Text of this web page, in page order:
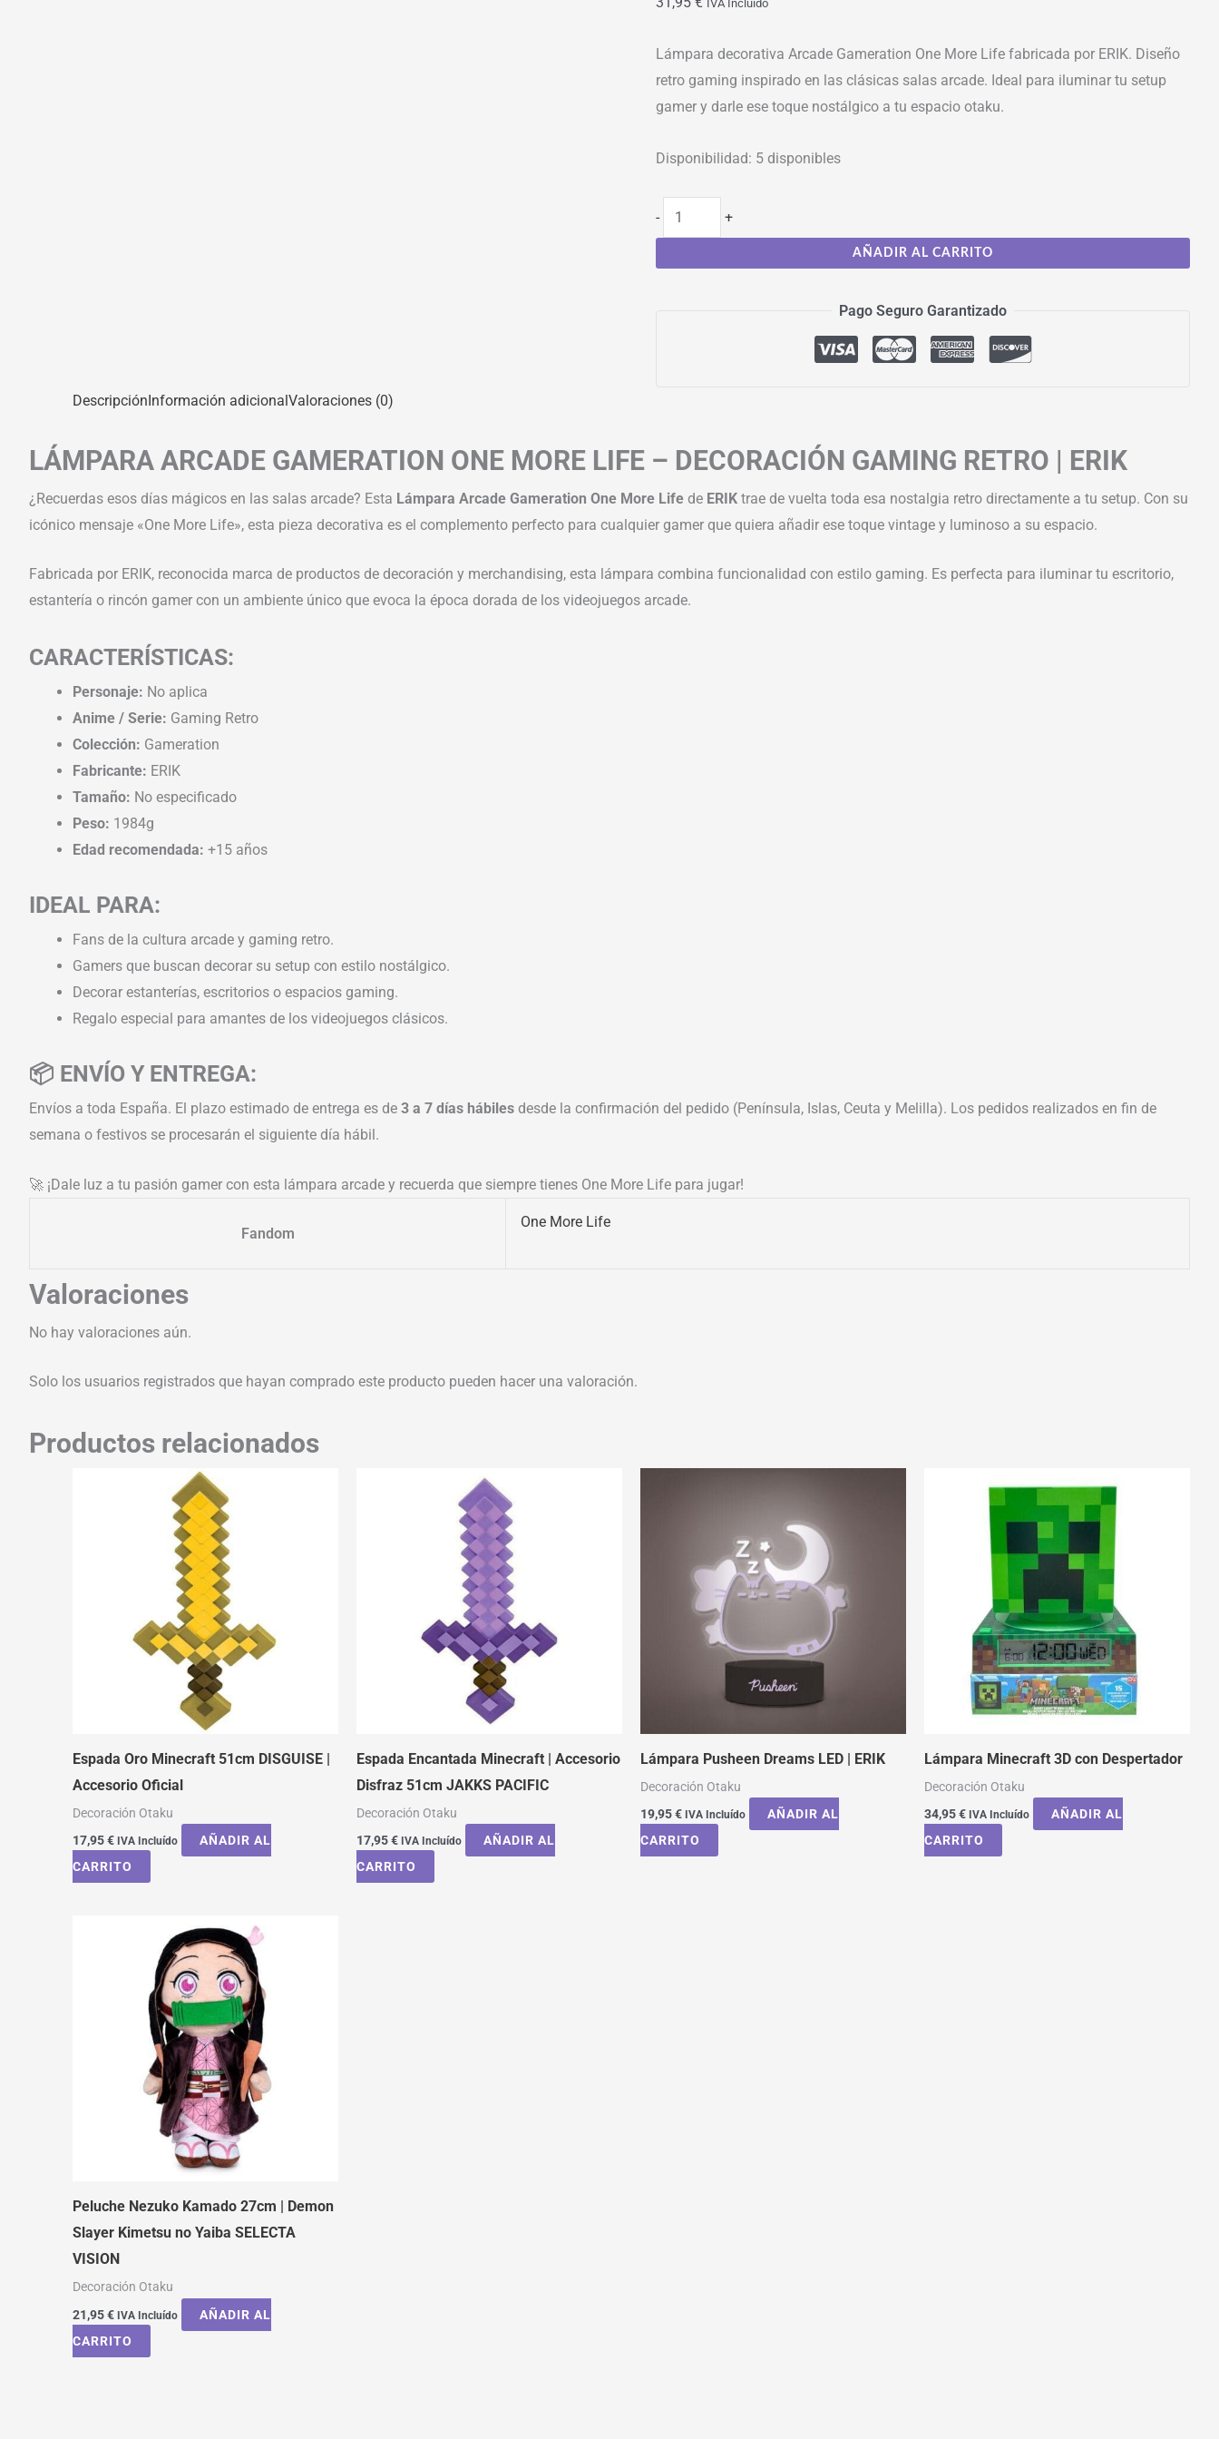
IVA Incluído
Lámpara decorativa Arcade Gameration One More Life fabricada por ERIK. Diseño
retro gaming inspirado en las clásicas salas arcade. Ideal para iluminar tu setup
gamer y darle ese toque nostálgico a tu espacio otaku.
Disponibilidad: 5 disponibles
- +
AÑADIR AL CARRITO
Pago Seguro Garantizado
DescripciónInformación adicionalValoraciones (0)
LÁMPARA ARCADE GAMERATION ONE MORE LIFE – DECORACIÓN GAMING RETRO | ERIK
¿Recuerdas esos días mágicos en las salas arcade? Esta Lámpara Arcade Gameration One More Life de ERIK trae de vuelta toda esa nostalgia retro directamente a tu setup. Con su
icónico mensaje «One More Life», esta pieza decorativa es el complemento perfecto para cualquier gamer que quiera añadir ese toque vintage y luminoso a su espacio.
Fabricada por ERIK, reconocida marca de productos de decoración y merchandising, esta lámpara combina funcionalidad con estilo gaming. Es perfecta para iluminar tu escritorio,
estantería o rincón gamer con un ambiente único que evoca la época dorada de los videojuegos arcade.
CARACTERÍSTICAS:
Personaje: No aplica
Anime / Serie: Gaming Retro
Colección: Gameration
Fabricante: ERIK
Tamaño: No especificado
Peso: 1984g
Edad recomendada: +15 años
IDEAL PARA:
Fans de la cultura arcade y gaming retro.
Gamers que buscan decorar su setup con estilo nostálgico.
Decorar estanterías, escritorios o espacios gaming.
Regalo especial para amantes de los videojuegos clásicos.
📦 ENVÍO Y ENTREGA:
Envíos a toda España. El plazo estimado de entrega es de 3 a 7 días hábiles desde la confirmación del pedido (Península, Islas, Ceuta y Melilla). Los pedidos realizados en fin de
semana o festivos se procesarán el siguiente día hábil.
🚀 ¡Dale luz a tu pasión gamer con esta lámpara arcade y recuerda que siempre tienes One More Life para jugar!
Fandom
One More Life
Valoraciones
No hay valoraciones aún.
Solo los usuarios registrados que hayan comprado este producto pueden hacer una valoración.
Productos relacionados
Espada Oro Minecraft 51cm DISGUISE |
Accesorio Oficial
Decoración Otaku
17,95€ IVA Incluído
AÑADIR AL
CARRITO
Espada Encantada Minecraft | Accesorio
Disfraz 51cm JAKKS PACIFIC
Decoración Otaku
17,95€ IVA Incluído
AÑADIR AL
CARRITO
Lámpara Pusheen Dreams LED | ERIK
Decoración Otaku
19,95€ IVA Incluído
AÑADIR AL
CARRITO
Lámpara Minecraft 3D con Despertador
Decoración Otaku
34,95€ IVA Incluído
AÑADIR AL
CARRITO
Peluche Nezuko Kamado 27cm | Demon
Slayer Kimetsu no Yaiba SELECTA
VISION
Decoración Otaku
21,95€ IVA Incluído
AÑADIR AL
CARRITO